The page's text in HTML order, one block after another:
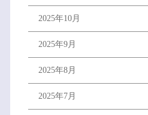
2025年10月
2025年9月
2025年8月
2025年7月